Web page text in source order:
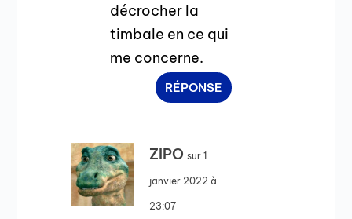
décrocher la
timbale en ce qui
me concerne.
RÉPONSE
ZIPO sur 1
janvier 2022 à
23:07